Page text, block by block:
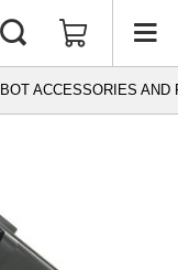
ACCESSORIES AND